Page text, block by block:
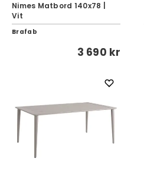
Nimes Matbord 140x78 |
Vit
Brafab
3 690 kr